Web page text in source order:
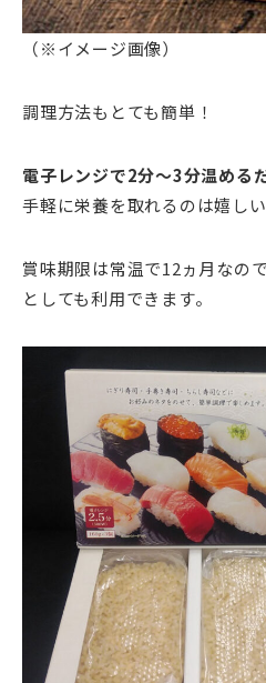
（※イメージ画像）
調理方法もとても簡単！
電子レンジで2分～3分温める
手軽に栄養を取れるのは嬉しい
賞味期限は常温で12ヵ月なの
としても利用できます。